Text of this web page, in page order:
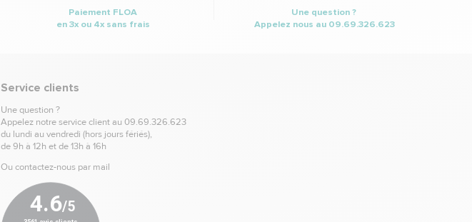
Paiement FLOA
en 3x ou 4x sans frais
Une question ?
Appelez nous au 09.69.326.623
Service clients
Une question ?
Appelez notre service client au 09.69.326.623
du lundi au vendredi (hors jours fériés),
de 9h à 12h et de 13h à 16h
Ou contactez-nous par mail